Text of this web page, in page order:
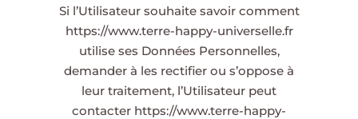
Si l’Utilisateur souhaite savoir comment
https://www.terre-happy-universelle.fr
utilise ses Données Personnelles,
demander à les rectifier ou s’oppose à
leur traitement, l’Utilisateur peut
contacter https://www.terre-happy-